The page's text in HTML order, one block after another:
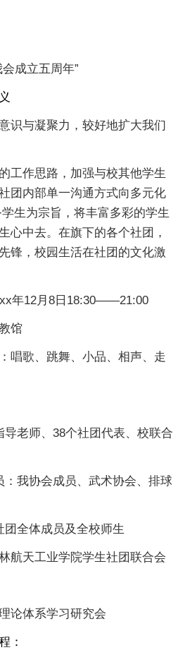
成立五周年”
与凝聚力，较好地扩大我们
作思路，加强与校其他学生
团内部单一沟通方式向多元化
生为宗旨，将丰富多彩的学生
心中去。在旗下的各个社团，
锋，校园生活在社团的文化激
年12月8日18:30——21:00
馆
：唱歌、跳舞、小品、相声、走
老师、38个社团代表、校联合
我协会成员、武术协会、排球
全体成员及全校师生
林航天工业学院学生社团联合会
体系学习研究会
：